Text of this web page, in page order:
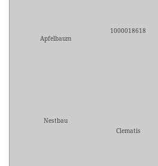
Apfelbaum
1000018618
Nestbau
Clematis